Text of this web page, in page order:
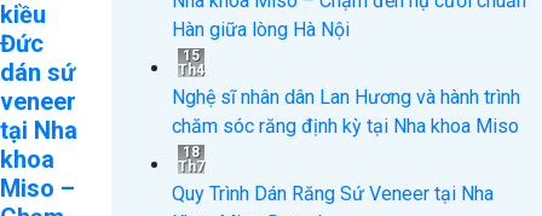
kiều
Đức
dán sứ
veneer
tại Nha
khoa
Miso –
Hàn giữa lòng Hà Nội
15
Th4
Nghệ sĩ nhân dân Lan Hương và hành trình
chăm sóc răng định kỳ tại Nha khoa Miso
18
Th7
Quy Trình Dán Răng Sứ Veneer tại Nha